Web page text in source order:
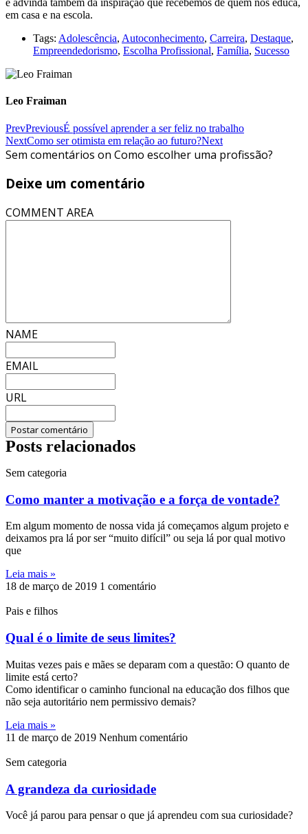
é advinda também da inspiração que recebemos de quem nos educa,
em casa e na escola.
Tags: Adolescência, Autoconhecimento, Carreira, Destaque,
Empreendedorismo, Escolha Profissional, Família, Sucesso
Leo Fraiman
PrevPreviousÉ possível aprender a ser feliz no trabalho
NextComo ser otimista em relação ao futuro?Next
Sem comentários on Como escolher uma profissão?
Deixe um comentário
COMMENT AREA
NAME
EMAIL
URL
Posts relacionados
Sem categoria
Como manter a motivação e a força de vontade?
Em algum momento de nossa vida já começamos algum projeto e
deixamos pra lá por ser “muito difícil” ou seja lá por qual motivo
que
Leia mais »
18 de março de 2019 1 comentário
Pais e filhos
Qual é o limite de seus limites?
Muitas vezes pais e mães se deparam com a questão: O quanto de
limite está certo?
Como identificar o caminho funcional na educação dos filhos que
não seja autoritário nem permissivo demais?
Leia mais »
11 de março de 2019 Nenhum comentário
Sem categoria
A grandeza da curiosidade
Você já parou para pensar o que já aprendeu com sua curiosidade?